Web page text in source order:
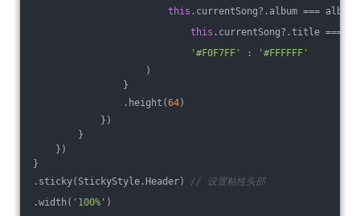
this .currentSong?.album ===
this .currentSong?.title ===
'#F0F7FF'
:
'#FFFFFF'
)
}
.height(64)
})
}
})
}
.sticky(StickyStyle.Header) // 设置粘性头部
.width( '100%' )